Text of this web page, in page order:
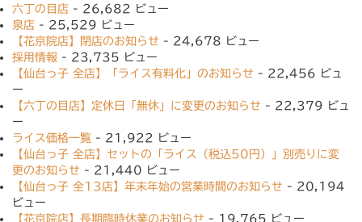
六丁の目店 - 26,682 ビュー
泉店 - 25,529 ビュー
【花京院店】閉店のお知らせ - 24,678 ビュー
採用情報 - 23,735 ビュー
【仙台っ子 全店】「ライス有料化」のお知らせ - 22,456 ビュ
ー
【六丁の目店】定休日「無休」に変更のお知らせ - 22,379 ビュ
ー
ライス価格一覧 - 21,922 ビュー
【仙台っ子 全店】セットの「ライス（税込50円）」別売りに変
更のお知らせ - 21,440 ビュー
【仙台っ子 全13店】年末年始の営業時間のお知らせ - 20,194
ビュー
【花京院店】長期臨時休業のお知らせ - 19,765 ビュー